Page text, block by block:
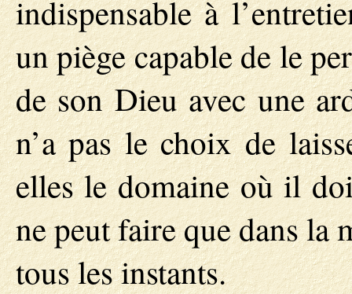
indispensable à
un piège capable de le
de son Dieu avec une
n’a pas le choix de
elles le domaine où il
ne peut faire que dans la
tous les instants.